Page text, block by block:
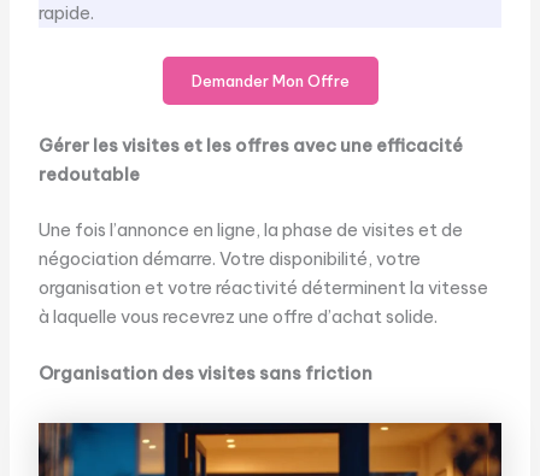
rapide.
Demander Mon Offre
Gérer les visites et les offres avec une efficacité
redoutable
Une fois l’annonce en ligne, la phase de visites et de
négociation démarre. Votre disponibilité, votre
organisation et votre réactivité déterminent la vitesse
à laquelle vous recevrez une offre d’achat solide.
Organisation des visites sans friction